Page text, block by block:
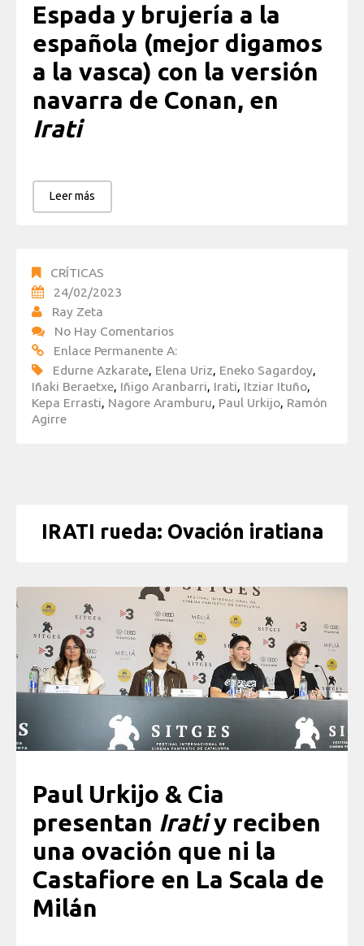
Espada y brujería a la
española (mejor digamos
a la vasca) con la versión
navarra de Conan, en
Irati
Leer más
CRÍTICAS
24/02/2023
Ray Zeta
No Hay Comentarios
Enlace Permanente A:
Edurne Azkarate, Elena Uriz, Eneko Sagardoy,
Iñaki Beraetxe, Iñigo Aranbarri, Irati, Itziar Ituño,
Kepa Errasti, Nagore Aramburu, Paul Urkijo, Ramón
Agirre
IRATI rueda: Ovación iratiana
Paul Urkijo & Cia
presentan Iratiy reciben
una ovación que ni la
Castafiore en La Scala de
Milán